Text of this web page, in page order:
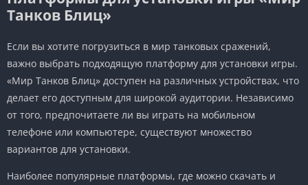
Танков Блиц»
Если вы хотите погрузиться в мир танковых сражений,
важно выбрать подходящую платформу для установки игры.
«Мир Танков Блиц» доступен на различных устройствах, что
делает его доступным для широкой аудитории. Независимо
от того, предпочитаете ли вы играть на мобильном
телефоне или компьютере, существуют множество
вариантов для установки.
Наиболее популярные платформы, где можно скачать и